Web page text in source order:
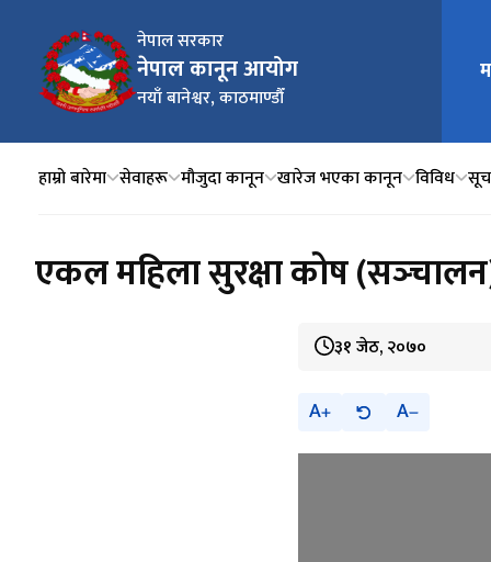
नेपाल सरकार
नेपाल कानून आयोग
नयाँ बानेश्वर, काठमाण्डौँ
मुख्य
हाम्रो बारेमा सेवाहरू मौजुदा कानून खारेज भएका कानून विविध
एकल महिला सुरक्षा कोष
३१ जेठ, २०७०
A A